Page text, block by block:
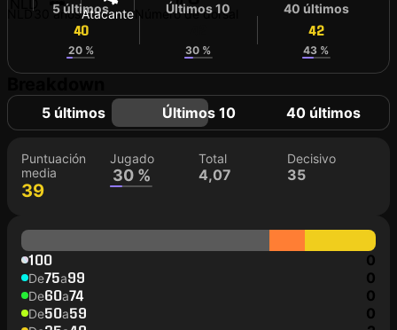
30 añosAtacante Número de dorsal
5 últimos
40
20 %
Últimos 10
30 %
40 últimos
42
43 %
5 últimos Últimos 10 40 últimos
Puntuación
media
39
Jugado
30 %
Total
4,07
Decisivo
35
100 0
De75a99 0
De60a74 0
De50a59 0